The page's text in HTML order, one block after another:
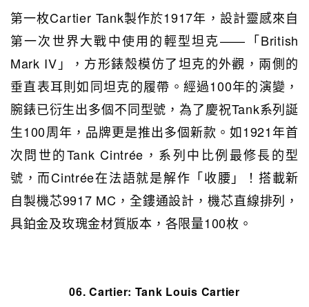
第一枚Cartier Tank製作於1917年，設計靈感來自
第一次世界大戰中使用的輕型坦克——「British
Mark IV」，方形錶殼模仿了坦克的外觀，兩側的
垂直表耳則如同坦克的履帶。經過100年的演變，
腕錶已衍生出多個不同型號，為了慶祝Tank系列誕
生100周年，品牌更是推出多個新款。如1921年首
次問世的Tank Cintrée，系列中比例最修長的型
號，而Cintrée在法語就是解作「收腰」！搭載新
自製機芯9917 MC，全鏤通設計，機芯直線排列，
具鉑金及玫瑰金材質版本，各限量100枚。
06. Cartier: Tank Louis Cartier